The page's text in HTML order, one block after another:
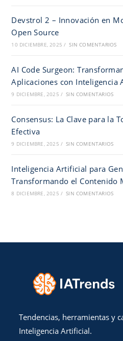
Devstrol 2 – Innovación en
Open Source
10 DICIEMBRE, 2025 / SIN COMENTARIOS
AI Code Surgeon:
Aplicaciones con Inteligencia
9 DICIEMBRE, 2025 / SIN COMENTARIOS
Consensus: La Clave para la
Efectiva
9 DICIEMBRE, 2025 / SIN COMENTARIOS
Inteligencia Artificial para
Transformando el Contenido
8 DICIEMBRE, 2025 / SIN COMENTARIOS
Tendencias, herramientas y
Inteligencia Artificial.